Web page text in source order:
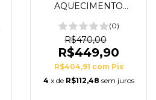
AQUECIMENTO
FAH012 (0)
R$470,00
R$449,90
R$404,91 com Pix
4 x de R$112,48 sem juros